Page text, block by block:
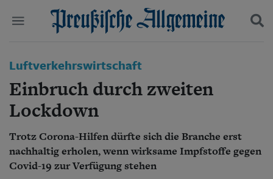
Politik
Wirtschaft
Leben
Geschichte
Ostpreußen
Pommern
Suchen und finden
Luftverkehrswirtschaft
Einbruch durch zweiten
Lockdown
Trotz Corona-Hilfen dürfte sich die Branche erst
nachhaltig erholen, wenn wirksame Impfstoffe gegen
Covid-19 zur Verfügung stehen